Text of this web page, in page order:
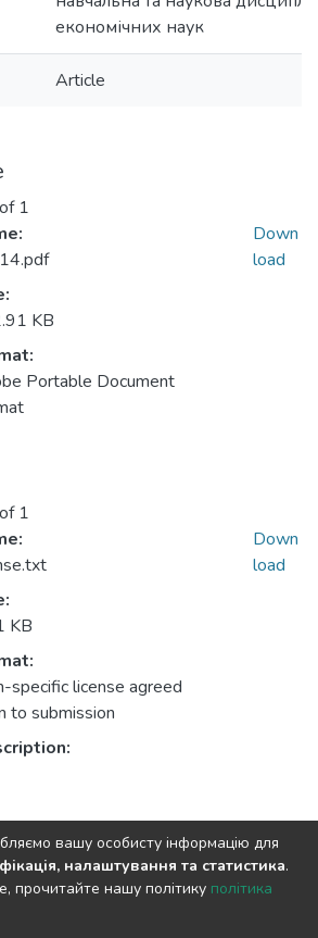
економічних наук
Article
1
KB
Portable Document
Down
load
1
KB
specific license agreed
to submission
Down
load
ЕПФ
вашу особисту інформацію для
налаштування та статистика.
прочитайте нашу політику політика